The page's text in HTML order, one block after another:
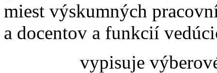
miest výskumných
a docentov a funkcií
vypisuje